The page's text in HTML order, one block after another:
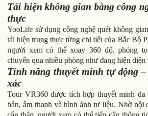
Tái hiện không gian bằng công
thực
YooLife sử dụng công nghệ quét không
tái hiện trung thực từng chi tiết của Bắc Bộ
người xem có thể xoay 360 độ, phóng
chuyển qua nhiều phòng như đang hiện diện
Tính năng thuyết minh tự động
xác
Tour VR360 được tích hợp thuyết minh đa
bản, âm thanh và hình ảnh tư liệu. Nhờ nội